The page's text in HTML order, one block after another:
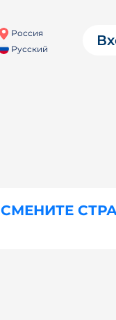
Россия
Русский
СМЕНИТЕ